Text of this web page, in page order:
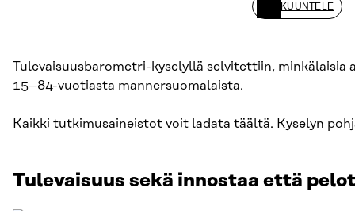
KUUNTELE
Tulevaisuusbarometri-kyselyllä selvitettiin,
15–84-vuotiasta mannersuomalaista.
Kaikki tutkimusaineistot voit ladata täältä. Kyselyn
Tulevaisuus sekä innostaa että